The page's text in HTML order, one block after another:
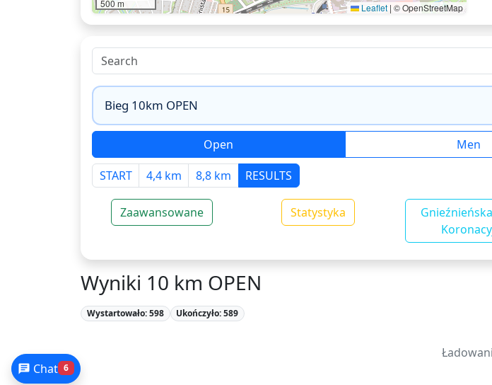
500 m Leaflet | © OpenStreetMap
Open Men
START
4,4 km 8,8 km RESULTS
Zaawansowane Statystyka
Wyniki 10 km OPEN
Wystartowało: 598 Ukończyło: 589
Chat 6